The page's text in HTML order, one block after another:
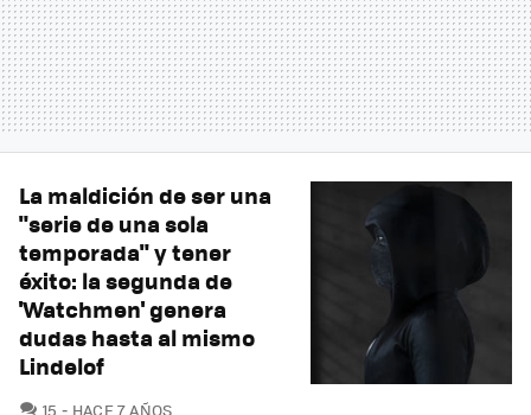
La maldición de ser una
"serie de una sola
temporada" y tener
éxito: la segunda de
'Watchmen' genera
dudas hasta al mismo
Lindelof
15 COMENTARIOS
HACE 7 AÑOS